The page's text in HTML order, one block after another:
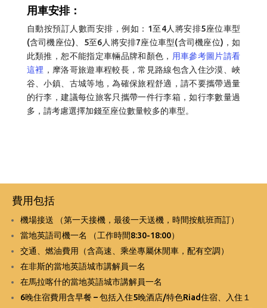
用車安排：
自動按預訂人數而安排，例如：1至4人將安排5座位車型
(含司機座位)、5至6人將安排7座位車型(含司機座位)，如
此類推，恕不能指定車輛品牌和顏色， 用車參考圖片請看
這裡 ，摩洛哥旅遊車程較長，常見路線包含入住沙漠、峽
谷、小鎮、古城等地，為確保旅程舒適，請不要攜帶過量
的行李，建議每位旅客只攜帶一件行李箱，如行李數量過
多，請考慮選擇加錢至座位數量較多的車型。
費用包括
機場接送 （第一天接機，最後一天送機，時間按航班而訂）
當地英語司機一名 （工作時間8:30-18:00）
交通、燃油費用（含高速、乘坐專屬休閒車，配有空調）
在非斯的當地英語城市講解員一名
在馬拉喀什的當地英語城市講解員一名
6晚住宿費用含早餐 – 包括入住5晚酒店/特色Riad住宿、入住１